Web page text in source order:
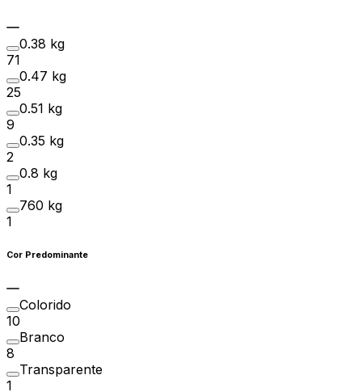
0.38 kg
71
0.47 kg
25
0.51 kg
9
0.35 kg
2
0.8 kg
1
760 kg
1
Cor Predominante
Colorido
10
Branco
8
Transparente
1